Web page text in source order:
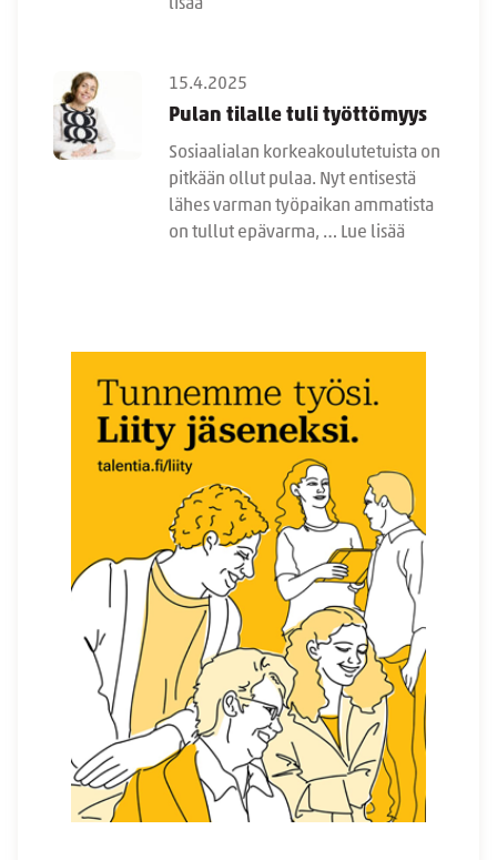
lisää
15.4.2025
Pulan tilalle tuli työttömyys
Sosiaalialan korkeakoulutetuista on
pitkään ollut pulaa. Nyt entisestä
lähes varman työpaikan ammatista
on tullut epävarma, … Lue lisää